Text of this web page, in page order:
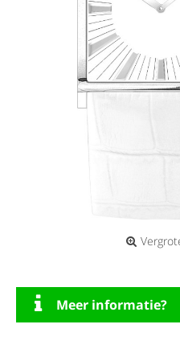
Meer informatie?